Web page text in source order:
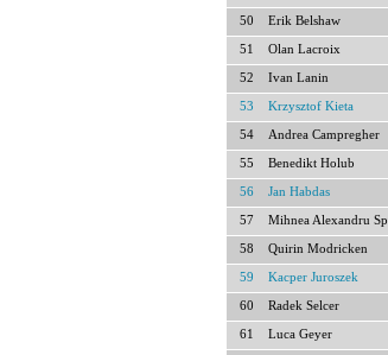
50 Erik Belshaw
51 Olan Lacroix
52 Ivan Lanin
53 Krzysztof Kieta
54 Andrea Campregher
55 Benedikt Holub
56 Jan Habdas
57 Mihnea Alexandru
58 Quirin Modricken
59 Kacper Juroszek
60 Radek Selcer
61 Luca Geyer